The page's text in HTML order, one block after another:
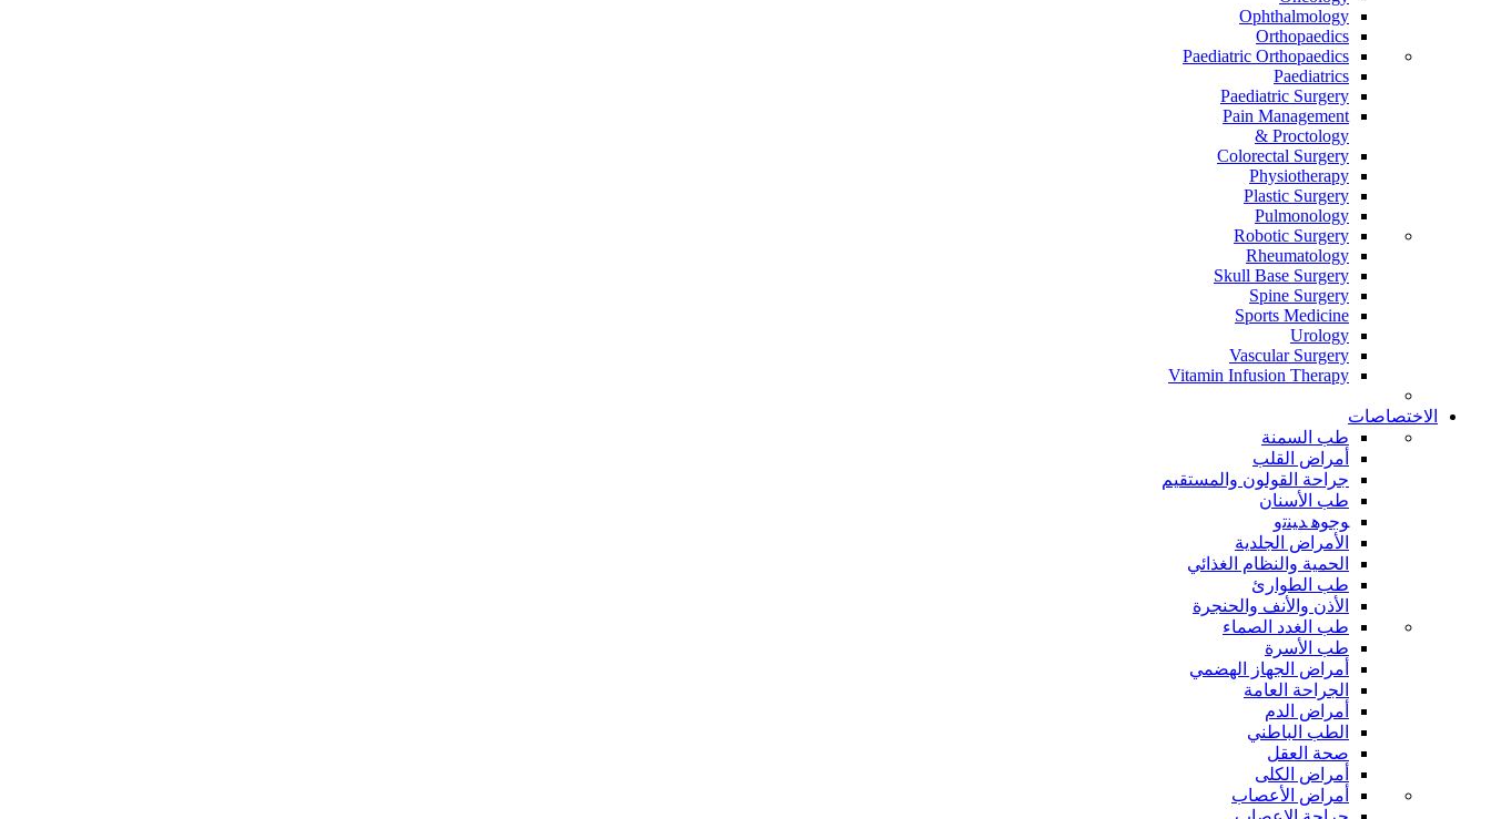
Ophthalmology
Orthopaedics
Paediatric Orthopaedics
Paediatrics
Paediatric Surgery
Pain Management
Proctology &
Colorectal Surgery
Physiotherapy
Plastic Surgery
Pulmonology
Robotic Surgery
Rheumatology
Skull Base Surgery
Spine Surgery
Sports Medicine
Urology
Vascular Surgery
Vitamin Infusion Therapy
الاختصاصات
طب السمنة
أمراض القلب
جراحة القولون والمستقيم
طب الأسنان
ﻮﺟﻮﻫ ﺪﻴﻨﺗﻭ
الأمراض الجلدية
الحمية والنظام الغذائي
طب الطوارئ
الأذن والأنف والحنجرة
طب الغدد الصماء
طب الأسرة
أمراض الجهاز الهضمي
الجراحة العامة
أمراض الدم
الطب الباطني
صحة العقل
أمراض الكلى
أمراض الأعصاب